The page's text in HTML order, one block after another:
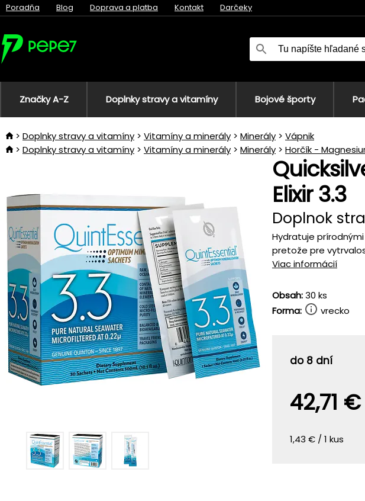
Poradňa Blog Doprava a platba Kontakt Darčeky
Značky A-Z Doplnky stravy a vitamíny Bojové športy
Doplnky stravy a vitamíny Vitamíny a minerály Minerály
Vápnik
Doplnky stravy a vitamíny
Vitamíny a minerály Minerály Horčík -
Elixir 3.3
Doplnok
Hydratuje
pretože pre
Viac informácií
Obsah:30 ks
Forma:
vrecko
do 8 dní
42,71 €
1,43 € / 1 kus